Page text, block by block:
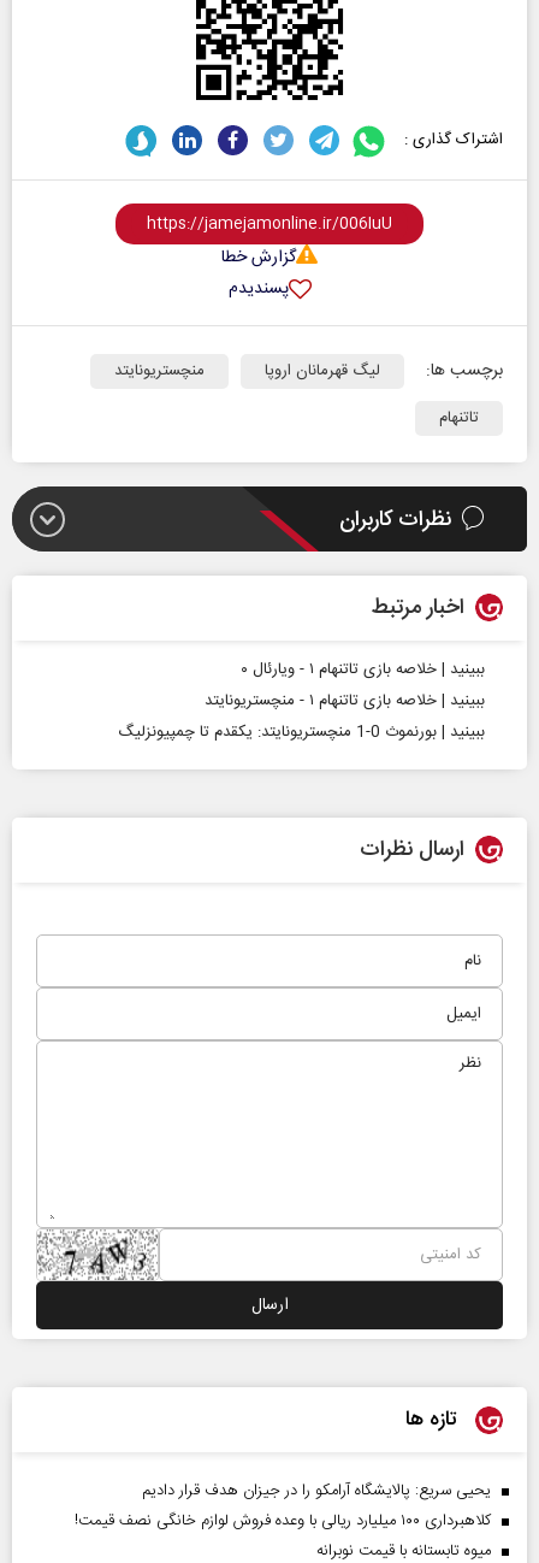
اشتراک گذاری :
گزارش خطا
پسندیدم
برچسب ها: لیگ قهرمانان اروپا
منچستریونایتد
تاتنهام
نظرات کاربران
اخبار مرتبط
ببینید | خلاصه بازی تاتنهام ۱ - ویارئال ۰
ببینید | خلاصه بازی تاتنهام ۱ - منچستریونایتد
ببینید | بورنموث 0-1 منچستریونایتد: یکقدم تا چمپیونزلیگ
ارسال نظرات
تازه ها
یحیی سریع: پالایشگاه آرامکو را در جیزان هدف قرار دادیم
کلاهبرداری ۱۰۰ میلیارد ریالی با وعده فروش لوازم خانگی نصف قیمت!
میوه تابستانه با قیمت نوبرانه